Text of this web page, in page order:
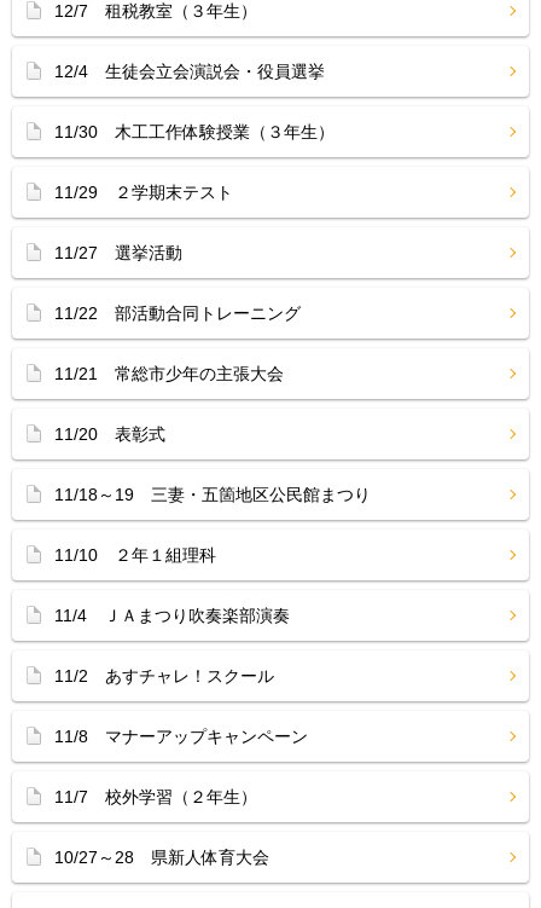
12/7 租税教室（３年生）
12/4 生徒会立会演説会・役員選挙
11/30 木工工作体験授業（３年生）
11/29 ２学期末テスト
11/27 選挙活動
11/22 部活動合同トレーニング
11/21 常総市少年の主張大会
11/20 表彰式
11/18～19 三妻・五箇地区公民館まつり
11/10 ２年１組理科
11/4 ＪＡまつり吹奏楽部演奏
11/2 あすチャレ！スクール
11/8 マナーアップキャンペーン
11/7 校外学習（２年生）
10/27～28 県新人体育大会